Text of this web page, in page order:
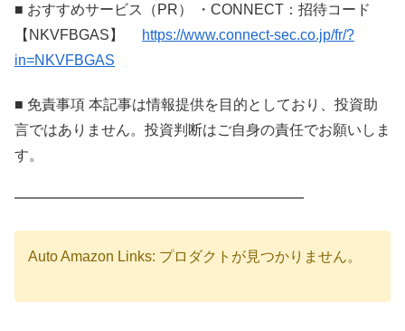
■ おすすめサービス（PR） ・CONNECT：招待コード
【NKVFBGAS】
https://www.connect-sec.co.jp/fr/?
in=NKVFBGAS
■ 免責事項 本記事は情報提供を目的としており、投資助
言ではありません。投資判断はご自身の責任でお願いしま
す。
━━━━━━━━━━━━━━━━━━━━
Auto Amazon Links: プロダクトが見つかりません。